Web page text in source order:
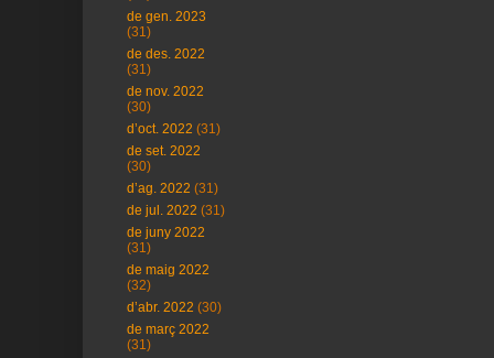
de gen. 2023
(31)
de des. 2022
(31)
de nov. 2022
(30)
d’oct. 2022 (31)
de set. 2022
(30)
d’ag. 2022 (31)
de jul. 2022 (31)
de juny 2022
(31)
de maig 2022
(32)
d’abr. 2022 (30)
de març 2022
(31)